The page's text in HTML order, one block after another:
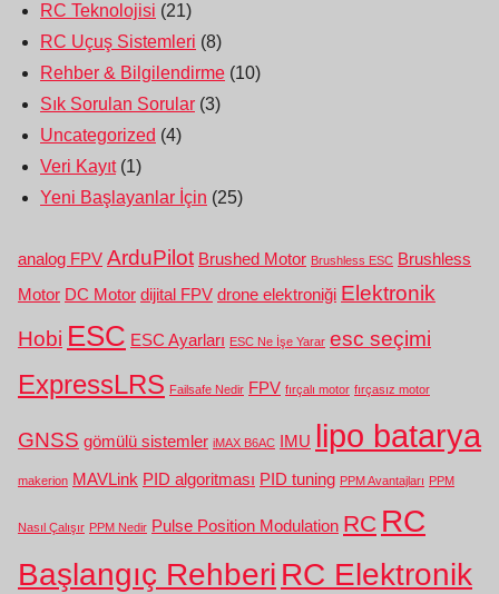
RC Teknolojisi (21)
RC Uçuş Sistemleri (8)
Rehber & Bilgilendirme (10)
Sık Sorulan Sorular (3)
Uncategorized (4)
Veri Kayıt(1)
Yeni Başlayanlar İçin (25)
analog FPV ArduPilot Brushed Motor Brushless ESC Brushless
Motor DC Motor dijital FPV drone elektroniği Elektronik
Hobi ESC ESC Ayarları ESC Ne İşe Yarar esc seçimi
ExpressLRS Failsafe Nedir FPV fırçalı motor fırçasız motor
GNSS gömülü sistemler iMAX B6AC IMU lipo batarya
makerion MAVLink PID algoritması PID tuning PPM Avantajları PPM
Nasıl Çalışır PPM Nedir Pulse Position Modulation RC RC
Başlangıç Rehberi RC Elektronik